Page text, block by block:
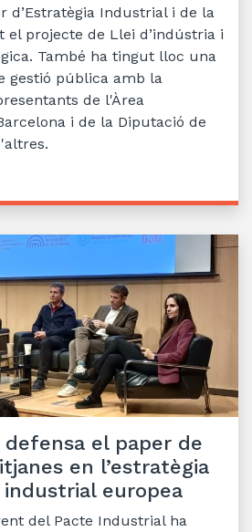
d’Estratègia Industrial i de la
el projecte de Llei d’indústria i
També ha tingut lloc una
gestió pública amb la
de l'Àrea
i de la Diputació de
defensa el paper de
en l’estratègia
europea
del Pacte Industrial ha